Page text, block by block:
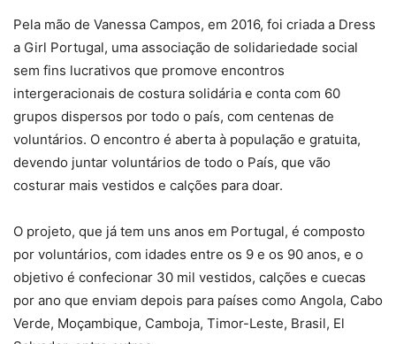
Pela mão de Vanessa Campos, em 2016, foi criada a Dress
a Girl Portugal, uma associação de solidariedade social
sem fins lucrativos que promove encontros
intergeracionais de costura solidária e conta com 60
grupos dispersos por todo o país, com centenas de
voluntários. O encontro é aberta à população e gratuita,
devendo juntar voluntários de todo o País, que vão
costurar mais vestidos e calções para doar.
O projeto, que já tem uns anos em Portugal, é composto
por voluntários, com idades entre os 9 e os 90 anos, e o
objetivo é confecionar 30 mil vestidos, calções e cuecas
por ano que enviam depois para países como Angola, Cabo
Verde, Moçambique, Camboja, Timor-Leste, Brasil, El